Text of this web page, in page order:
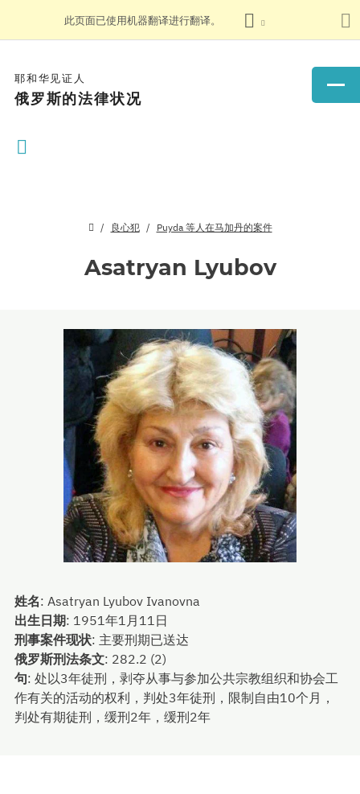
此页面已使用机器翻译进行翻译。
耶和华见证人
俄罗斯的法律状况
良心犯 Puyda 等人在马加丹的案件
Asatryan Lyubov
姓名: Asatryan Lyubov Ivanovna
出生日期: 1951年1月11日
刑事案件现状: 主要刑期已送达
俄罗斯刑法条文: 282.2 (2)
句: 处以3年徒刑，剥夺从事与参加公共宗教组织和协会工
作有关的活动的权利，判处3年徒刑，限制自由10个月，
判处有期徒刑，缓刑2年，缓刑2年